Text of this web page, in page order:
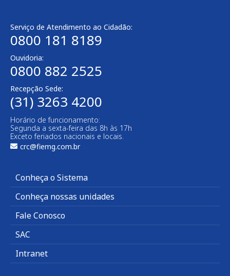
Serviço de Atendimento ao Cidadão:
0800 181 8189
Ouvidoria:
0800 882 2525
Recepção Sede:
(31) 3263 4200
Horário de funcionamento:
Segunda a sexta-feira das 8h às 17h
Exceto feriados nacionais e locais.
crc@fiemg.com.br
Conheça o Sistema
Conheça nossas unidades
Fale Conosco
SAC
Intranet